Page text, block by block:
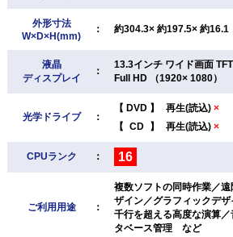
外形寸法
W×D×H(mm)
： 約304.3× 約197.5× 約16.1
液晶
ディスプレイ
：
13.3インチ ワイド画面 TFT
Full HD （1920× 1080）
光学ドライブ ：
【 DVD 】 再生(読込) ×
【 CD 】 再生(読込) ×
CPUランク ： 16
ご利用用途 ：
複数ソフトの同時作業／
ザイン／グラフィックデ
千行を超える高度な演算
タベース管理 など